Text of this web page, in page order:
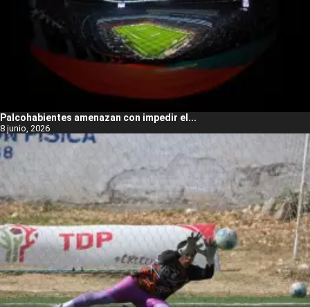
Palcohabientes amenazan con impedir el...
8 junio, 2026